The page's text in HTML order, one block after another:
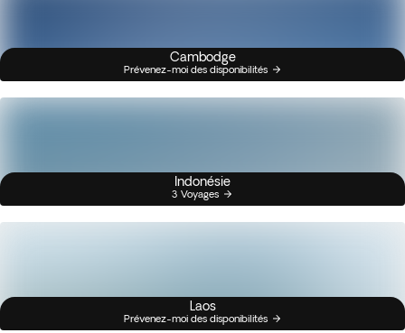
Cambodge
Prévenez-moi des disponibilités
Indonésie
3 Voyages
Laos
Prévenez-moi des disponibilités